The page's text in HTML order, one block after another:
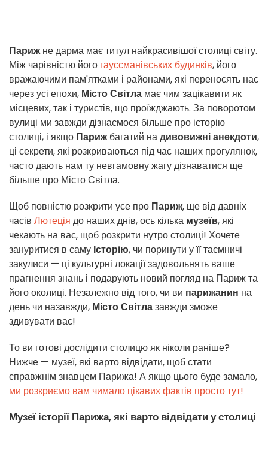
Парижне дарма має титул найкрасивішої столиці світу.
Між чарівністю його гауссманівських будинків, його
вражаючими пам'ятками і районами, які переносять нас
через усі епохи, Місто Світла має чим зацікавити як
місцевих, так і туристів, що проїжджають. За поворотом
вулиці ми завжди дізнаємося більше про історію
столиці, і якщо Парижбагатий надивовижні анекдоти,
ці секрети, які розкриваються під час наших прогулянок,
часто дають нам ту невгамовну жагу дізнаватися ще
більше про Місто Світла.
Щоб повністю розкрити усе про Париж, ще від давніх
часів Лютеція до наших днів, ось кілька музеїв, які
чекають на вас, щоб розкрити нутро столиці! Хочете
зануритися в саму Історію, чи поринути у її таємничі
закулиси — ці культурні локації задовольнять ваше
прагнення знань і подарують новий погляд на Париж та
його околиці. Незалежно від того, чи ви парижанин на
день чи назавжди, Місто Світлазавжди зможе
здивувати вас!
То ви готові дослідити столицю як ніколи раніше?
Нижче — музеї, які варто відвідати, щоб стати
справжнім знавцем Парижа! А якщо цього буде замало,
ми розкриємо вам чимало цікавих фактів просто тут!
Музеї історії Парижа, які варто відвідати у столиці